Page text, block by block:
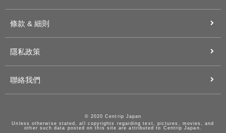
條款 & 細則
隱私政策
聯絡我們
© 2020 Centrip Japan
Unless otherwise stated, all copyrights regarding text, pictures, movies, and
other such data posted on this site are attributed to Centrip Japan.